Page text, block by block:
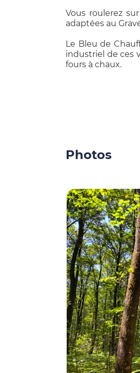
Vous roulerez
adaptées au
Le Bleu de
industriel de ces
fours à chaux.
Photos